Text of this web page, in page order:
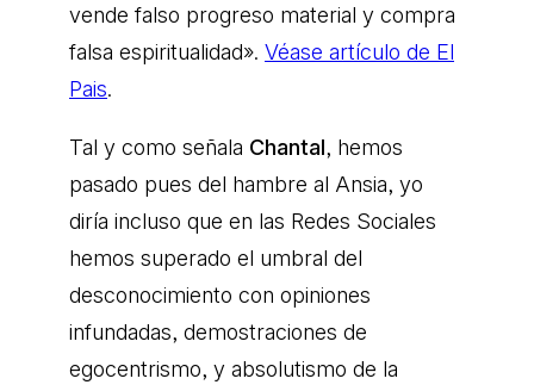
vende falso progreso material y compra
falsa espiritualidad». Véase artículo de El
Pais.
Tal y como señala Chantal, hemos
pasado pues del hambre al Ansia, yo
diría incluso que en las Redes Sociales
hemos superado el umbral del
desconocimiento con opiniones
infundadas, demostraciones de
egocentrismo, y absolutismo de la